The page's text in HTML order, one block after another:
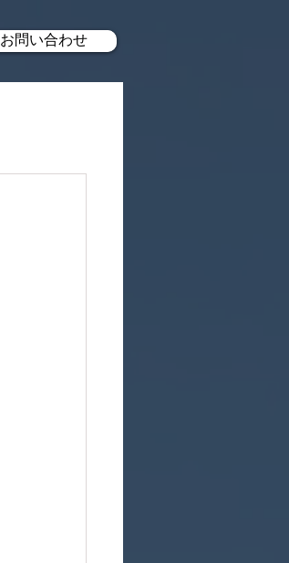
お問い合わせ